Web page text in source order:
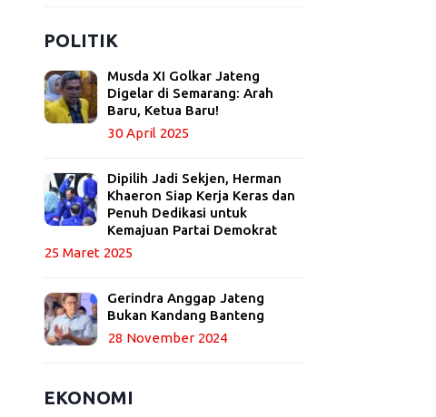
POLITIK
Musda XI Golkar Jateng
Digelar di Semarang: Arah
Baru, Ketua Baru!
30 April 2025
Dipilih Jadi Sekjen, Herman
Khaeron Siap Kerja Keras dan
Penuh Dedikasi untuk
Kemajuan Partai Demokrat
25 Maret 2025
Gerindra Anggap Jateng
Bukan Kandang Banteng
28 November 2024
EKONOMI